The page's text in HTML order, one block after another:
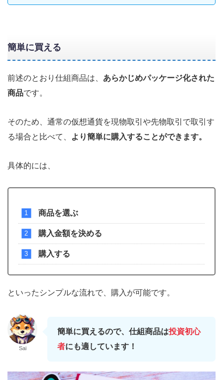
簡単に買える
前述のとおり仕組商品は、 あらかじめパッケージ化された
商品です。
そのため、通常の仮想通貨を現物取引や先物取引で取引す
る場合と比べて、
より簡単に購入することができます。
具体的には、
商品を選ぶ
購入金額を決める
購入する
といったシンプルな流れで、購入が可能です。
Sai
簡単に買えるので、仕組商品は投資初心
者にも適しています！